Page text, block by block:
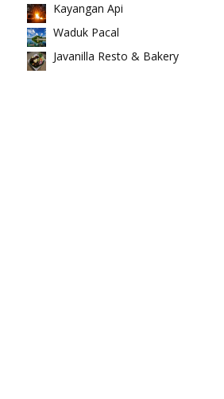
Kayangan Api
Waduk Pacal
Javanilla Resto & Bakery